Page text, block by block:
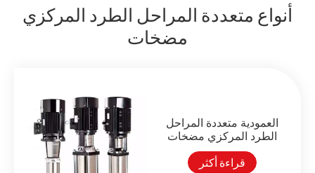
أنواع متعددة المراحل الطرد المركزي
مضخات
العمودية متعددة المراحل
الطرد المركزي مضخات
قراءة أكثر